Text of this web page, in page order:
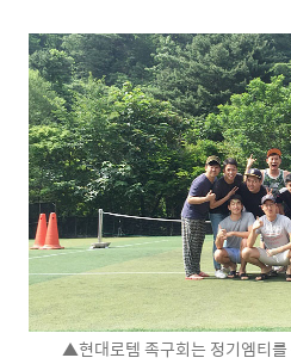
▲현대로템 족구회는 정기엠티